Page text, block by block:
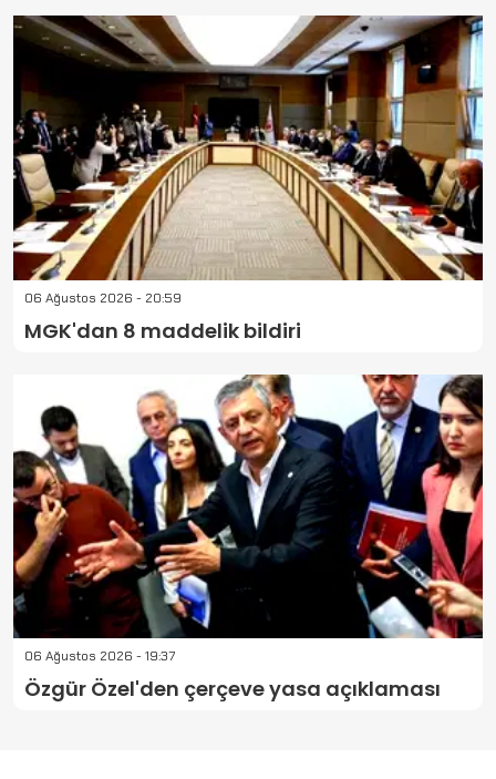
06 Ağustos 2026 - 20:59
MGK'dan 8 maddelik bildiri
06 Ağustos 2026 - 19:37
Özgür Özel'den çerçeve yasa açıklaması